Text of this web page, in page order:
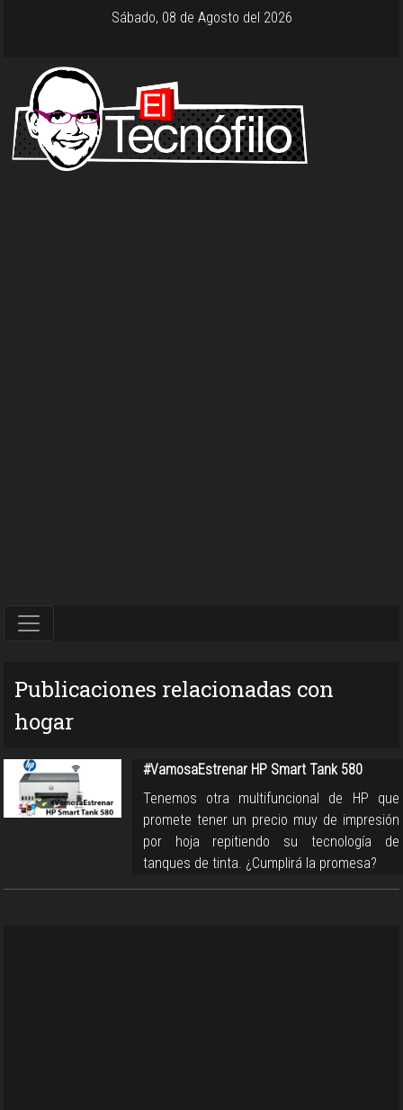
Sábado, 08 de Agosto del 2026
Publicaciones relacionadas con
hogar
#VamosaEstrenar HP Smart Tank 580
Tenemos otra multifuncional de HP que
promete tener un precio muy de impresión
por hoja repitiendo su tecnología de
tanques de tinta. ¿Cumplirá la promesa?